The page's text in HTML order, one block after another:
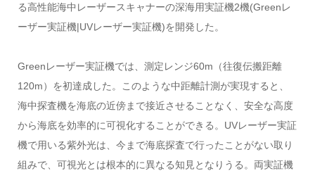
る高性能海中レーザースキャナーの深海用実証機2機(Greenレ
ーザー実証機|UVレーザー実証機)を開発した。
Greenレーザー実証機では、測定レンジ60m（往復伝搬距離
120m）を初達成した。このような中距離計測が実現すると、
海中探査機を海底の近傍まで接近させることなく、安全な高度
から海底を効率的に可視化することができる。UVレーザー実証
機で用いる紫外光は、今まで海底探査で行ったことがない取り
組みで、可視光とは根本的に異なる知見となりうる。両実証機